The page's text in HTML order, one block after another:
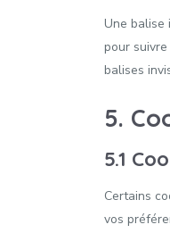
Une balise
pour
balises
5.
5.1
Certains
vos